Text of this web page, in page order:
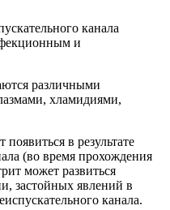
канала
и
различными
хламидиями,
в результате
(во время прохождения
может развиться
застойных явлений в
канала.